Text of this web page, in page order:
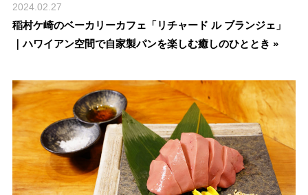
2024.02.27
稲村ケ崎のベーカリーカフェ「リチャード ル ブランジェ」
｜ハワイアン空間で自家製パンを楽しむ癒しのひととき »